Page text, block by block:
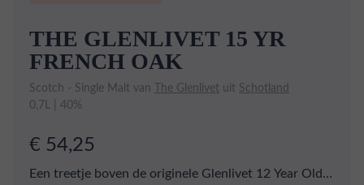
THE GLENLIVET 15 YR
FRENCH OAK
Scotch - Single Malt van The Glenlivet uit Schotland
0,7L | 40%
€ 54,25
Een treetje boven de originele Glenlivet 12 Year Old.